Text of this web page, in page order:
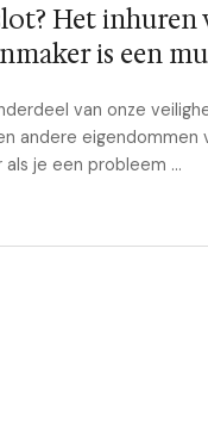
Het inhuren
is een
van onze
andere eigendommen
je een probleem ...